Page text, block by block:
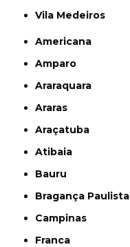
Vila Medeiros
Americana
Amparo
Araraquara
Araras
Araçatuba
Atibaia
Bauru
Bragança Paulista
Campinas
Franca